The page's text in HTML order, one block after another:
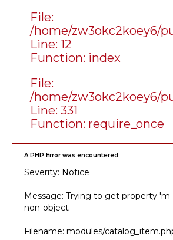
File:
/home/zw3okc2koey6/
Line: 12
Function: index
File:
/home/zw3okc2koey6/
Line: 331
Function: require_once
A PHP Error was encountered
Severity: Notice
Message: Trying to get property
non-object
Filename: modules/